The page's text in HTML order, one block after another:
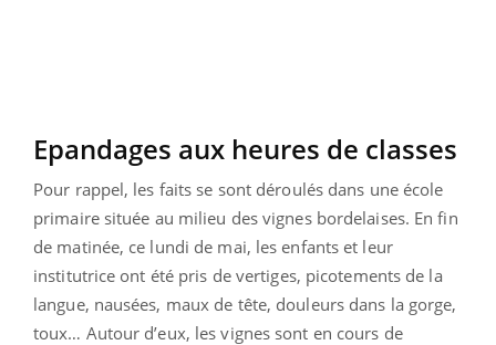
Epandages aux heures de classes
Pour rappel, les faits se sont déroulés dans une école
primaire située au milieu des vignes bordelaises. En fin
de matinée, ce lundi de mai, les enfants et leur
institutrice ont été pris de vertiges, picotements de la
langue, nausées, maux de tête, douleurs dans la gorge,
toux… Autour d’eux, les vignes sont en cours de